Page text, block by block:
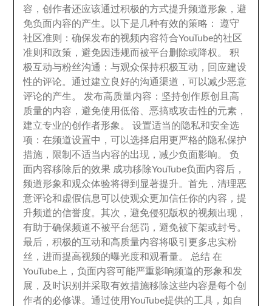
容 ，创作者还应该通过积极的方式提升频道形象 ，避
免负面内容的产生。 以下是几种有效的策略 ：遵守
社区准则
：确保发布的视频内容符合YouTube的社区
准则和政策 ，避免因违规而被平台删除或降权 。积
极互动与粉丝沟通 ：与观众保持积极互动 ，
回应建设
性的评论。通过建立良好的沟通渠道 ， 可以减少恶意
评论的产生。 发布高质量内容 ： 坚持创作原创且高
质量的内容 ，避免使用低俗 、恶搞或攻击性的元素 ，
建立专业的创作者形象 。设置适当的隐私和安全选
项 ：在频道设置中 ， 可以选择启用更严格的隐私保护
措施 ， 限制不适当内容的出现 ，减少负面影响。负
面内容移除后的效果 成功移除YouTube负面内容后 ，
频道形象和观众体验将得到显著提升。首先 ，清理恶
意评论和虚假信息可以使观众更加信任你的内容 ，提
升频道的信誉度。其次 ，避免侵犯版权的视频出现 ，
有助于确保频道不被平台惩罚 ，避免被下架或封号。
最后 ，积极的互动和高质量内容将吸引更多忠实粉
丝 ，进而提高视频的曝光度和观看量。 总结 在
YouTube上 ，负面内容可能严重影响频道的形象和发
展 ， 及时识别并采取有效措施移除这些内容是每个创
作者的必修课。通过使用YouTube提供的工具 ，如自